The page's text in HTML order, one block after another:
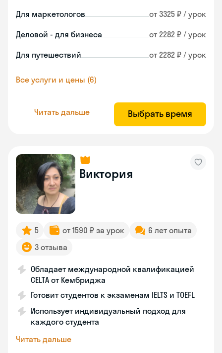
Для маркетологов от 3325 ₽ / урок
Деловой - для бизнеса от 2282 ₽ / урок
Для путешествий от 2282 ₽ / урок
Все услуги и цены (6)
Читать дальше Выбрать время
Виктория
5 от 1590 ₽ за урок
6 лет опыта
3 отзыва
Обладает международной квалификацией
CELTA от Кембриджа
Готовит студентов к экзаменам IELTS и TOEFL
Использует индивидуальный подход для
каждого студента
Читать дальше